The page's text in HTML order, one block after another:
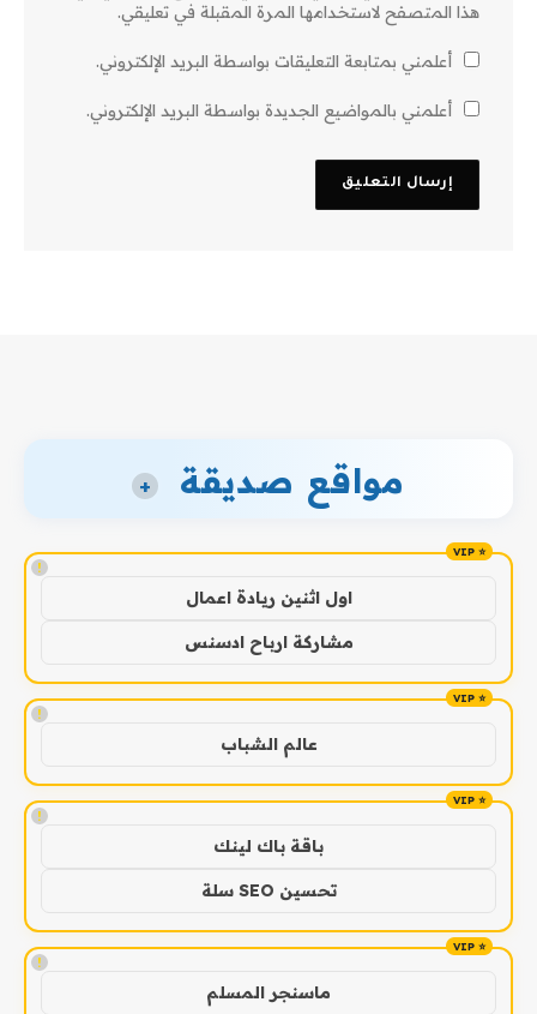
هذا المتصفح لاستخدامها المرة المقبلة في تعليقي.
أعلمني بمتابعة التعليقات بواسطة البريد الإلكتروني.
أعلمني بالمواضيع الجديدة بواسطة البريد الإلكتروني.
مواقع صديقة +
!
اول اثنين ريادة اعمال
مشاركة ارباح ادسنس
!
عالم الشباب
!
باقة باك لينك
تحسين SEO سلة
!
ماسنجر المسلم